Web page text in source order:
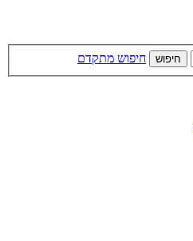
חיפוש חיפוש מתקדם